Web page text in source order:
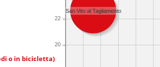
o in bicicletta)
20
22
San Vito al Tagliamento